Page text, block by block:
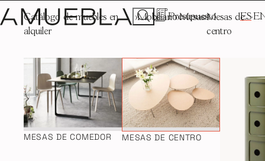
Presupuesto ES
Catálogo de muebles en
alquiler
MobiliarioMesasMesas de
centro
MESAS DE COMEDOR MESAS DE CENTRO